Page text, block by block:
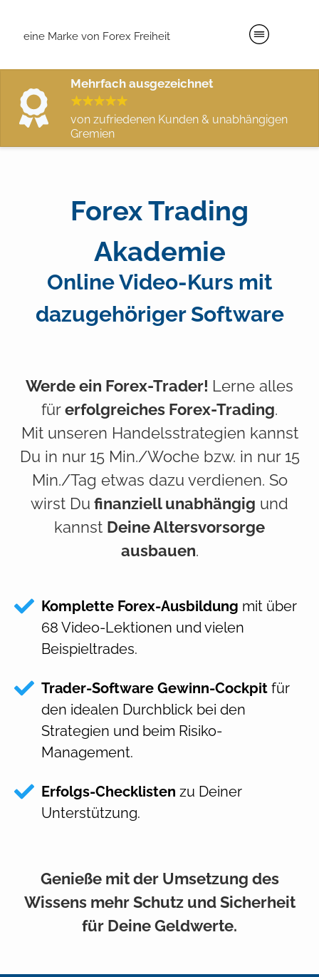
eine Marke von Forex Freiheit
Mehrfach ausgezeichnet
von zufriedenen Kunden & unabhängigen
Gremien
Forex Trading
Akademie
Online Video-Kurs mit
dazugehöriger Software
Werde ein Forex-Trader! Lerne alles
fürerfolgreiches Forex-Trading.
Mit unseren Handelsstrategien kannst
Du in nur 15 Min./Woche bzw. in nur 15
Min./Tag etwas dazu verdienen. So
wirst Du finanziell unabhängig und
kannst Deine Altersvorsorge
ausbauen.
Komplette Forex-Ausbildung mit über
68 Video-Lektionen und vielen
Beispieltrades.
Trader-Software Gewinn-Cockpit für
den idealen Durchblick bei den
Strategien und beim Risiko-
Management.
Erfolgs-Checklisten zu Deiner
Unterstützung.
Genieße mit der Umsetzung des
Wissens mehr Schutz und Sicherheit
für Deine Geldwerte.